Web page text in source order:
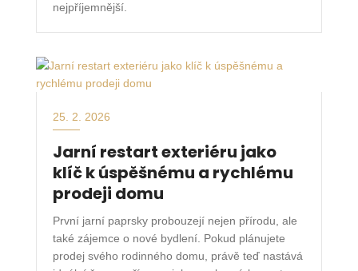
nejpříjemnější.
25. 2. 2026
Jarní restart exteriéru jako
klíč k úspěšnému a rychlému
prodeji domu
První jarní paprsky probouzejí nejen přírodu, ale
také zájemce o nové bydlení. Pokud plánujete
prodej svého rodinného domu, právě teď nastává